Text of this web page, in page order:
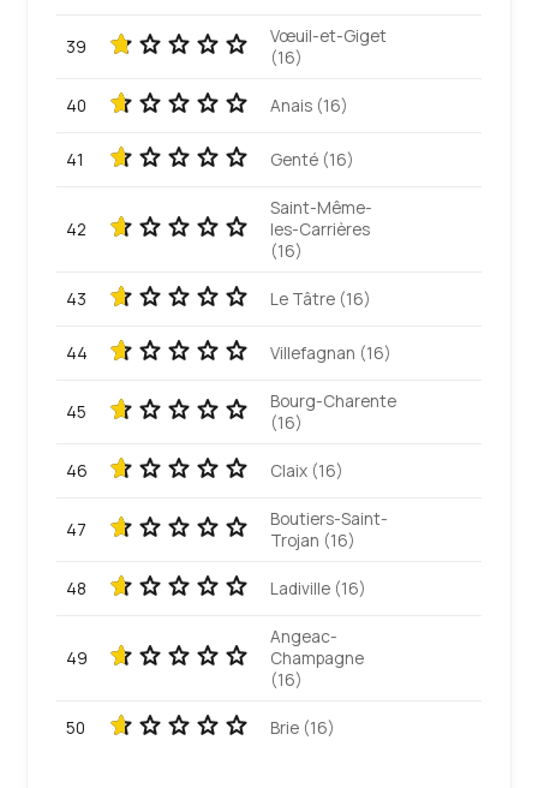
39
Vœuil-et-Giget
(16)
40 Anais (16)
41 Genté (16)
42
Saint-Même-
les-Carrières
(16)
43 Le Tâtre (16)
44 Villefagnan (16)
45
Bourg-Charente
(16)
46 Claix (16)
47
Boutiers-Saint-
Trojan (16)
48 Ladiville (16)
49
Angeac-
Champagne
(16)
50 Brie (16)